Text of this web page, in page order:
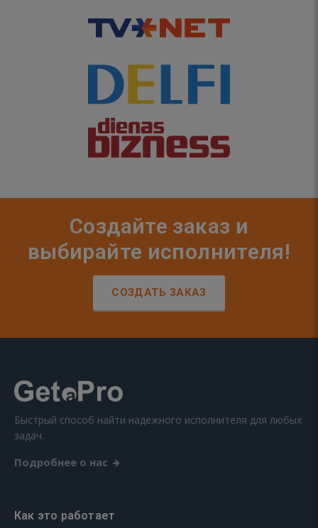
Создайте заказ и
выбирайте исполнителя!
СОЗДАТЬ ЗАКАЗ
Быстрый способ найти надежного исполнителя для любых
задач.
Подробнее о нас
Как это работает